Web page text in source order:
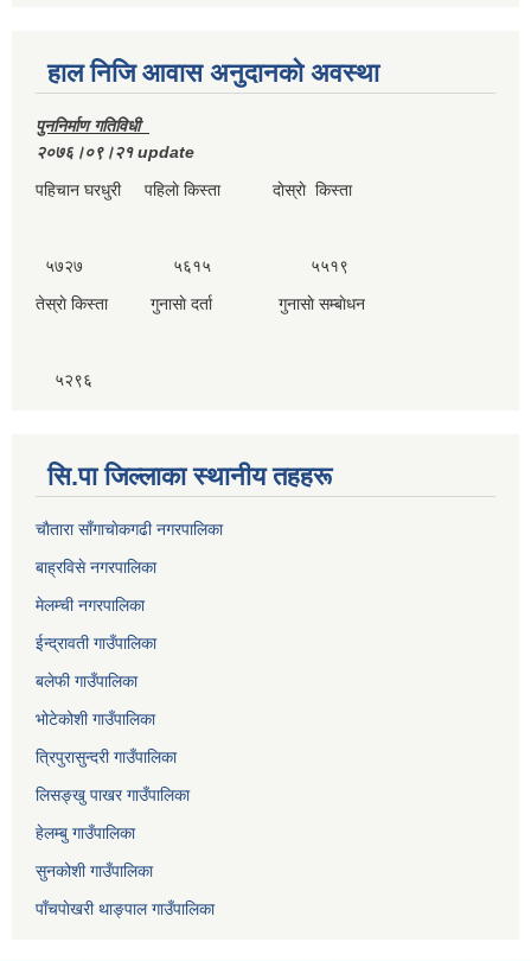
हाल निजि आवास अनुदानकाे अवस्था
पुननिर्माण गतिविधी
२०७६।०९।२१ update
पहिचान घरधुरी पहिलाे किस्ता दाेस्राे किस्ता
५७२७ ५६१५ ५५१९
तेस्राे किस्ता गुनासाे दर्ता गुनासाे सम्बाेधन
५२९६
सि.पा जिल्लाका स्थानीय तहहरू
चाैतारा साँगाचाेकगढी नगरपालिका
बाह्रविसे नगरपालिका
मेलम्ची नगरपालिका
ईन्द्रावती गाउँपालिका
बलेफी गाउँपालिका
भोटेकोशी गाउँपालिका
त्रिपुरासुन्दरी गाउँपालिका
लिसङ्खु पाखर गाउँपालिका
हेलम्बु गाउँपालिका
सुनकोशी गाउँपालिका
पाँचपाेखरी थाङ्पाल गाउँपालिका